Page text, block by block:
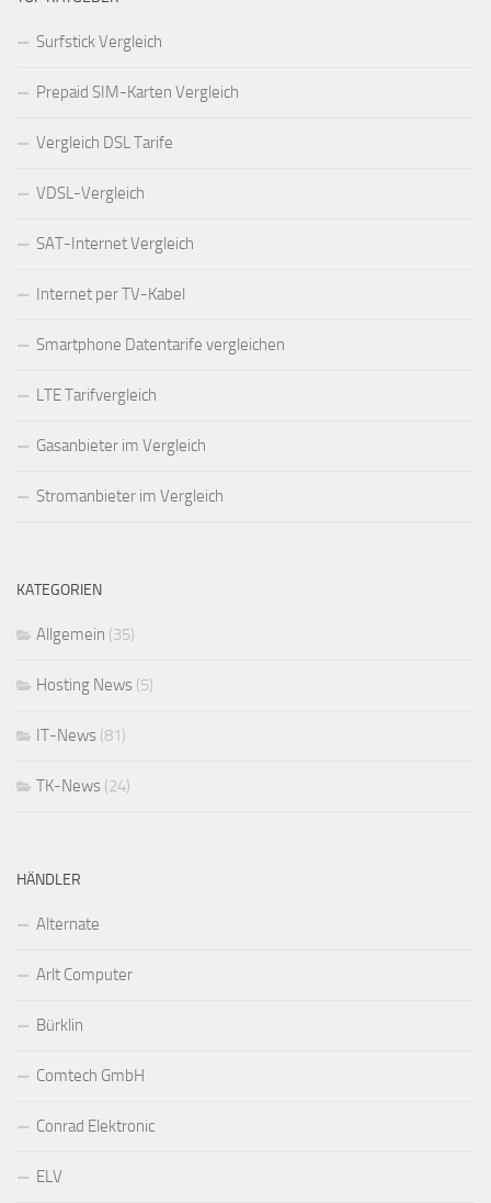
Surfstick Vergleich
Prepaid SIM-Karten Vergleich
Vergleich DSL Tarife
VDSL-Vergleich
SAT-Internet Vergleich
Internet per TV-Kabel
Smartphone Datentarife vergleichen
LTE Tarifvergleich
Gasanbieter im Vergleich
Stromanbieter im Vergleich
KATEGORIEN
Allgemein (35)
Hosting News (5)
IT-News (81)
TK-News (24)
HÄNDLER
Alternate
Arlt Computer
Bürklin
Comtech GmbH
Conrad Elektronic
ELV